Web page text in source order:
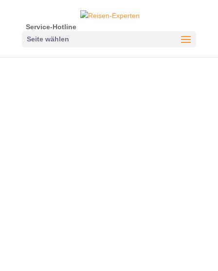
Service-Hotline
Seite wählen